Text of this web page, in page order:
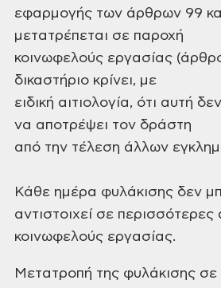
εφαρμογής των άρθρων 99
μετατρέπεται σε παροχή
κοινωφελούς εργασίας
δικαστήριο κρίνει, με
ειδική αιτιολογία, ότι αυτή
να αποτρέψει τον δράστη
από την τέλεση άλλων
Κάθε ημέρα φυλάκισης δεν
αντιστοιχεί σε
κοινωφελούς εργασίας.
Μετατροπή της φυλάκισης σε